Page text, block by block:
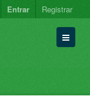
Entrar Registrar